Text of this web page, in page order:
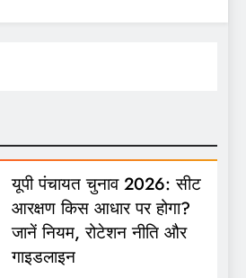
यूपी पंचायत चुनाव 2026: सीट
आरक्षण किस आधार पर होगा?
जानें नियम, रोटेशन नीति और
गाइडलाइन